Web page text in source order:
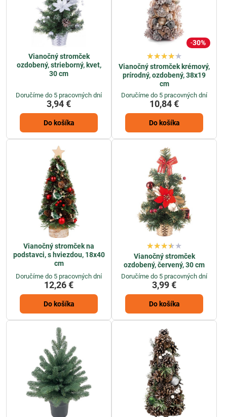
Vianočný stromček
ozdobený, strieborný, kvet,
30 cm
Doručíme do 5 pracovných dní
3,94 €
Do košíka
30%
Vianočný stromček krémový,
prírodný, ozdobený, 38x19
cm
Doručíme do 5 pracovných dní
10,84 €
Do košíka
Vianočný stromček na
podstavci, s hviezdou, 18x40
cm
Doručíme do 5 pracovných dní
12,26 €
Do košíka
Vianočný stromček
ozdobený, červený, 30 cm
Doručíme do 5 pracovných dní
3,99 €
Do košíka